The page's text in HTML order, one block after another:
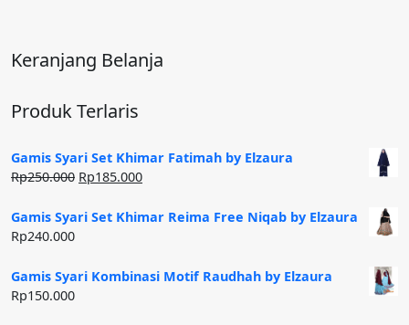
Keranjang Belanja
Produk Terlaris
Gamis Syari Set Khimar Fatimah by Elzaura
Rp250.000 Harga
adalah:
Rp185.000Harga
ini
Gamis Syari Set Khimar Reima Free Niqab by Elzaura
Rp240.000
Gamis Syari Kombinasi Motif Raudhah by Elzaura
Rp150.000